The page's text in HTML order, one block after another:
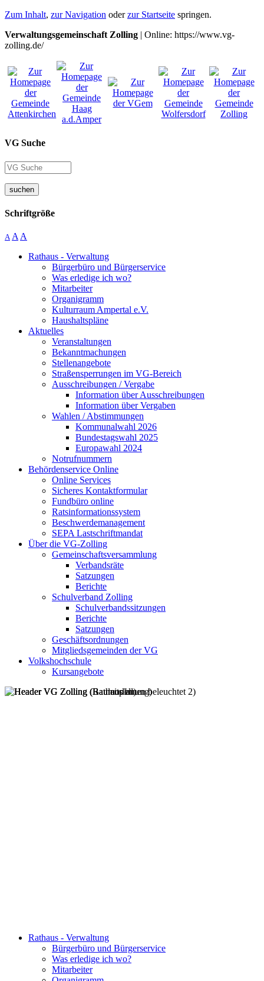
Zum Inhalt, zur Navigation oderzur Startseite springen.
Verwaltungsgemeinschaft Zolling | Online: https://www.vg-
zolling.de/
VG Suche
suchen
Schriftgröße
A A A
Rathaus - Verwaltung
Bürgerbüro und Bürgerservice
Was erledige ich wo?
Mitarbeiter
Organigramm
Kulturraum Ampertal e.V.
Haushaltspläne
Aktuelles
Veranstaltungen
Bekanntmachungen
Stellenangebote
Straßensperrungen im VG-Bereich
Ausschreibungen / Vergabe
Information über Ausschreibungen
Information über Vergaben
Wahlen / Abstimmungen
Kommunalwahl 2026
Bundestagswahl 2025
Europawahl 2024
Notrufnummern
Behördenservice Online
Online Services
Sicheres Kontaktformular
Fundbüro online
Ratsinformationssystem
Beschwerdemanagement
SEPA Lastschriftmandat
Über die VG-Zolling
Gemeinschaftsversammlung
Verbandsräte
Satzungen
Berichte
Schulverband Zolling
Schulverbandssitzungen
Berichte
Satzungen
Geschäftsordnungen
Mitgliedsgemeinden der VG
Volkshochschule
Kursangebote
Rathaus - Verwaltung
Bürgerbüro und Bürgerservice
Was erledige ich wo?
Mitarbeiter